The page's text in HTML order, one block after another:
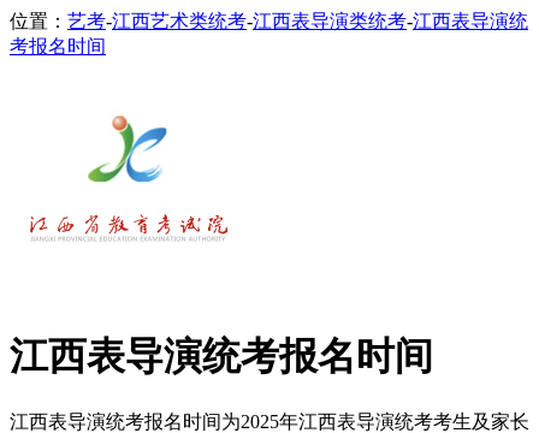
位置： 艺考-江西艺术类统考-江西表导演类统考-江西表导演统
考报名时间
江西表导演统考报名时间
江西表导演统考报名时间为2025年江西表导演统考考生及家长